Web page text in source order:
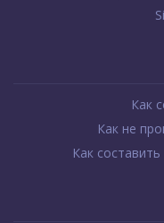
Как
Как не
Как